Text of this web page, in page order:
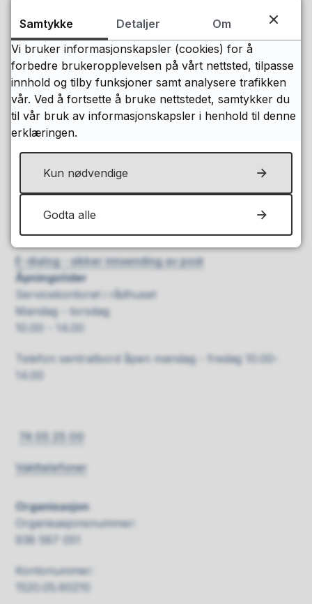
Postadresse
Levanger kommune
Postboks 130, 7601 Levanger
Besøksadresse:
Håkon den godes gt. 30, Levanger
E-dialog - sikker innsending av post
Åpningstider
Servicekontoret i rådhuset
Mandag - torsdag
10.00 - 14.00
Telefon sentralbord åpen mandag - fredag 10.00-
14.00
74 05 25 00
Vakttelefoner
Organisasjon
Organisasjonsnummer:
938 587 051
Kontonummer:
1520.05.60210
Samtykke Detaljer
Om
Vi bruker informasjonskapsler (cookies) for å
forbedre brukeropplevelsen på vårt nettsted, tilpasse
innhold og tilby funksjoner samt analysere trafikken
vår. Ved å fortsette å bruke nettstedet, samtykker du
til vår bruk av informasjonskapsler i henhold til denne
erklæringen.
Kun nødvendige
Godta alle